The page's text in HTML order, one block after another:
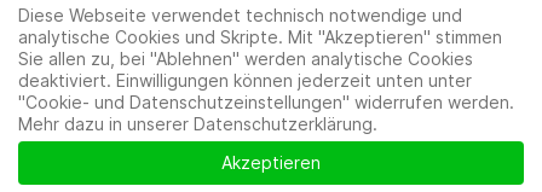
Mitglieder|Impressum|Datenschutzerklärung|Cookie-
und Datenschutzeinstellungen
Diese Webseite verwendet technisch notwendige und
analytische Cookies und Skripte. Mit "Akzeptieren" stimmen
Sie allen zu, bei "Ablehnen" werden analytische Cookies
deaktiviert. Einwilligungen können jederzeit unten unter
"Cookie- und Datenschutzeinstellungen" widerrufen werden.
Mehr dazu in unserer Datenschutzerklärung.
Akzeptieren